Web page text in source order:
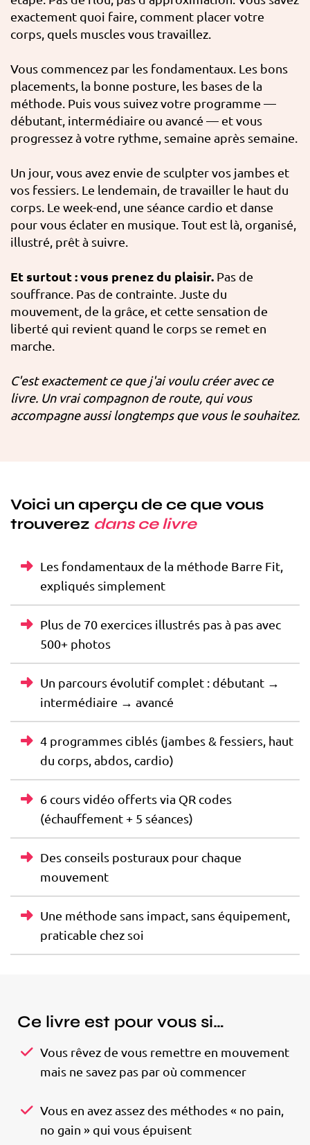
exactement quoi faire, comment placer votre
corps, quels muscles vous travaillez.
Vous commencez par les fondamentaux. Les bons
placements, la bonne posture, les bases de la
méthode. Puis vous suivez votre programme —
débutant, intermédiaire ou avancé — et vous
progressez à votre rythme, semaine après semaine.
Un jour, vous avez envie de sculpter vos jambes et
vos fessiers. Le lendemain, de travailler le haut du
corps. Le week-end, une séance cardio et danse
pour vous éclater en musique. Tout est là, organisé,
illustré, prêt à suivre.
Et surtout : vous prenez du plaisir. Pas de
souffrance. Pas de contrainte. Juste du
mouvement, de la grâce, et cette sensation de
liberté qui revient quand le corps se remet en
marche.
C'est exactement ce que j'ai voulu créer avec ce
livre. Un vrai compagnon de route, qui vous
accompagne aussi longtemps que vous le souhaitez.
Voici un aperçu de ce que vous
trouverez dans ce livre
Les fondamentaux de la méthode Barre Fit,
expliqués simplement
Plus de 70 exercices illustrés pas à pas avec
500+ photos
Un parcours évolutif complet : débutant →
intermédiaire → avancé
4 programmes ciblés (jambes & fessiers, haut
du corps, abdos, cardio)
6 cours vidéo offerts via QR codes
(échauffement + 5 séances)
Des conseils posturaux pour chaque
mouvement
Une méthode sans impact, sans équipement,
praticable chez soi
Ce livre est pour vous si…
Vous rêvez de vous remettre en mouvement
mais ne savez pas par où commencer
Vous en avez assez des méthodes « no pain,
no gain » qui vous épuisent